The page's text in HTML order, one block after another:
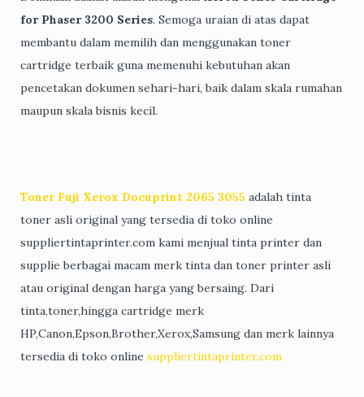
for Phaser 3200 Series. Semoga uraian di atas dapat
membantu dalam memilih dan menggunakan toner
cartridge terbaik guna memenuhi kebutuhan akan
pencetakan dokumen sehari-hari, baik dalam skala rumahan
maupun skala bisnis kecil.
Toner Fuji Xerox Docuprint 2065 3055 adalah tinta
toner asli original yang tersedia di toko online
suppliertintaprinter.com kami menjual tinta printer dan
supplie berbagai macam merk tinta dan toner printer asli
atau original dengan harga yang bersaing. Dari
tinta,toner,hingga cartridge merk
HP,Canon,Epson,Brother,Xerox,Samsung dan merk lainnya
tersedia di toko online suppliertintaprinter.com